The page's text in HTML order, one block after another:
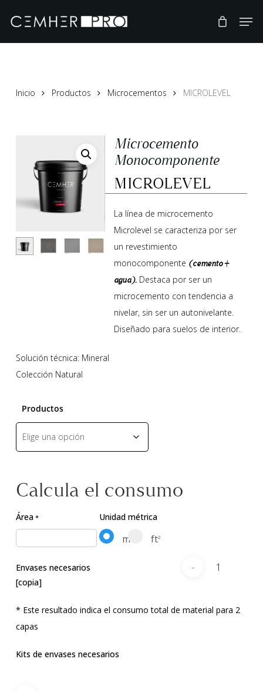
main
Inicio Productos Microcementos MICROLEVEL
Microcemento
Monocomponente
MICROLEVEL
La línea de microcemento
Microlevel se caracteriza por ser
un revestimiento
monocomponente (cemento +
agua). Destaca por ser un
microcemento con tendencia a
nivelar, sin ser un autonivelante.
Diseñado para suelos de interior.
Solución técnica: Mineral
Colección Natural
Productos
Calcula el consumo
Área* Unidad métrica
m ft2
Envases necesarios
[copia]
* Este resultado indica el consumo total de material para 2
capas
Kits de envases necesarios